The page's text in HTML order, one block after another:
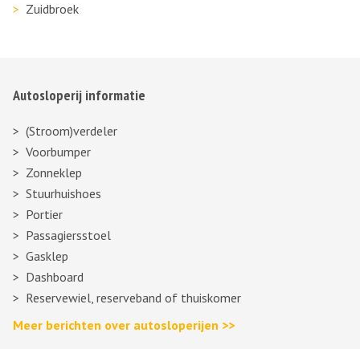
Zuidbroek
Autosloperij informatie
(Stroom)verdeler
Voorbumper
Zonneklep
Stuurhuishoes
Portier
Passagiersstoel
Gasklep
Dashboard
Reservewiel, reserveband of thuiskomer
Meer berichten over autosloperijen >>